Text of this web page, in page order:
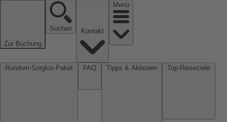
Zur Buchung
Suchen
Menü